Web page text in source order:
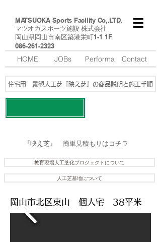
MATSUOKA Sports Facility Co,.LTD.
マツオカスポーツ施設 株式会社
​岡山県岡山市南区築港栄町1-1 1F
​086-261-2323
HOME JOBs Performa Contact
教育現場人工芝化プロジェクトについて
人工芝墓地について
住宅用 景観人工芝『映え芝』の商品説明と施工手順
​『映え芝』 簡単見積もりはコチラ
​岡山市北区東山 個人宅 38平米